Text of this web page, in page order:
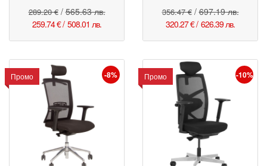
289.20 €/565.63 лв.
259.74 €/ 508.01 лв.
356.47 €/697.19 лв.
320.27 €/ 626.39 лв.
Промо -8% Промо -10%